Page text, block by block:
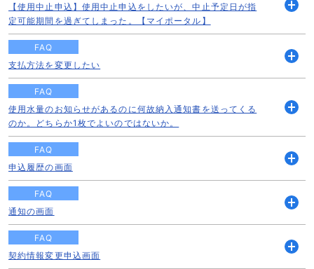
【使用中止申込】使用中止申込をしたいが、中止予定日が指
定可能期間を過ぎてしまった。【マイポータル】
く
FAQ
支払方法を変更したい
FAQ
使用水量のお知らせがあるのに何故納入通知書を送ってくる
のか。どちらか1枚でよいのではないか。
く
FAQ
申込履歴の画面
FAQ
通知の画面
FAQ
契約情報変更申込画面